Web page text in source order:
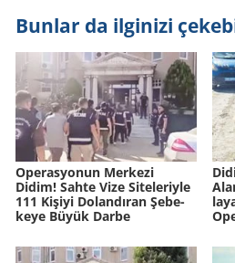
Bunlar da ilginizi
Ope­ras­yo­nun Mer­ke­zi
Didim! Sahte Vize Si­te­le­riy­le
111 Ki­şi­yi Do­lan­dı­ran Şe­be­
ke­ye Büyük Darbe